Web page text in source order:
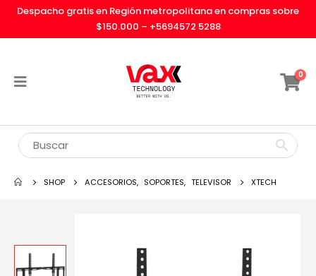
Despacho gratis en Región metropolitana en compras sobre
$150.000 – +5694572 5288
0
SHOP ACCESORIOS, SOPORTES, TELEVISOR XTECH